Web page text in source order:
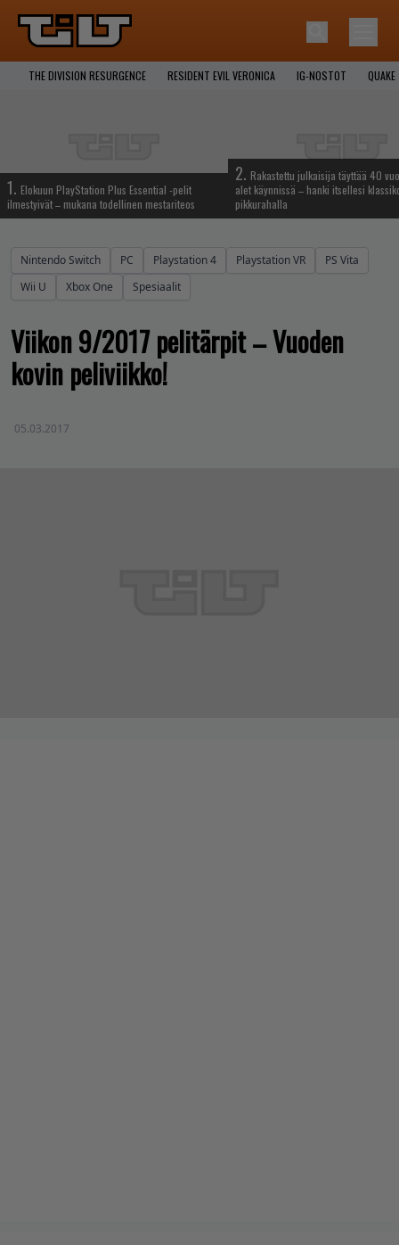
THE DIVISION RESURGENCE RESIDENT EVIL VERONICA IG-NOSTOT QUAKE
1. Elokuun PlayStation Plus Essential -pelit
ilmestyivät – mukana todellinen mestariteos
2. Rakastettu julkaisija täyttää 40
alet käynnissä – hanki itsellesi
pikkurahalla
Nintendo Switch PC Playstation 4 Playstation VR
PS Vita
Wii U
Xbox One Spesiaalit
Viikon 9/2017 pelitärpit – Vuoden
kovin peliviikko!
05.03.2017